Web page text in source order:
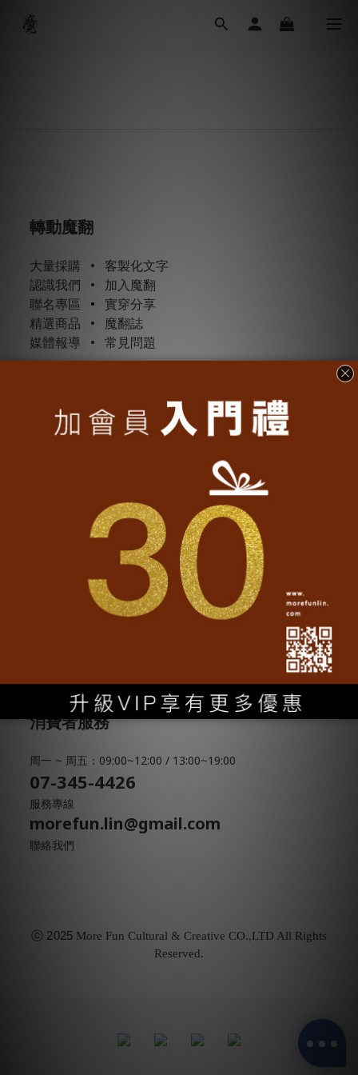
轉動魔翻
大量採購 •
客製化文字
認識我們 •
加入魔翻
聯名專區 •
實穿分享
精選商品 •
魔翻誌
媒體報導
• 常見問題
Facebook官方粉絲團
Line@官方帳號
Instagram
消費者服務
周一 ~ 周五：09:00~12:00 / 13:00~19:00
07-345-4426
服務專線
morefun.lin@gmail.com
聯絡我們
ⓒ2025 More Fun Cultural & Creative CO.,LTD All Rights
Reserved.